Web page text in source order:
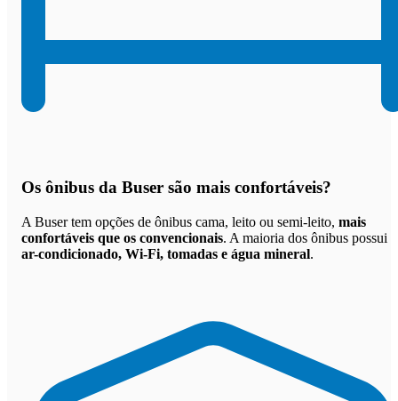
Os ônibus da Buser são mais confortáveis?
A Buser tem opções de ônibus cama, leito ou semi-leito, mais
confortáveis que os convencionais. A maioria dos ônibus possui
ar-condicionado, Wi-Fi, tomadas e água mineral.